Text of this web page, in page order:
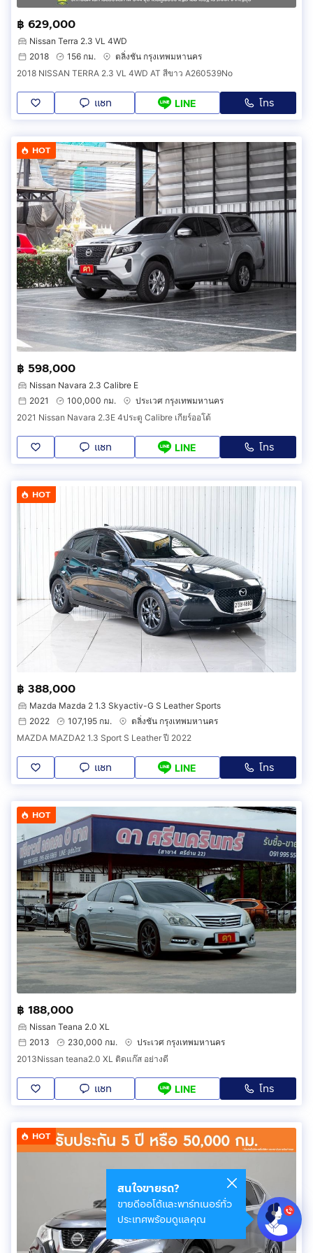
฿ 629,000
Nissan Terra 2.3 VL 4WD
2018
156 กม.
ตลิ่งชัน กรุงเทพมหานคร
2018 NISSAN TERRA 2.3 VL 4WD AT สีขาว A260539No
แชท LINE โทร
HOT
฿ 598,000
Nissan Navara 2.3 Calibre E
2021
100,000 กม.
ประเวศ กรุงเทพมหานคร
2021 Nissan Navara 2.3E 4ประตู Calibre เกียร์ออโต้
แชท LINE โทร
HOT
฿ 388,000
Mazda Mazda 2 1.3 Skyactiv-G S Leather Sports
2022
107,195 กม.
ตลิ่งชัน กรุงเทพมหานคร
MAZDA MAZDA2 1.3 Sport S Leather ปี 2022
แชท LINE โทร
HOT
฿ 188,000
Nissan Teana 2.0 XL
2013
230,000 กม.
ประเวศ กรุงเทพมหานคร
2013Nissan teana2.0 XL ติดแก๊ส อย่างดี
แชท LINE โทร
HOT
สนใจขายรถ?
ขายดีออโต้และพาร์ทเนอร์ทั่ว
ประเทศพร้อมดูแลคุณ